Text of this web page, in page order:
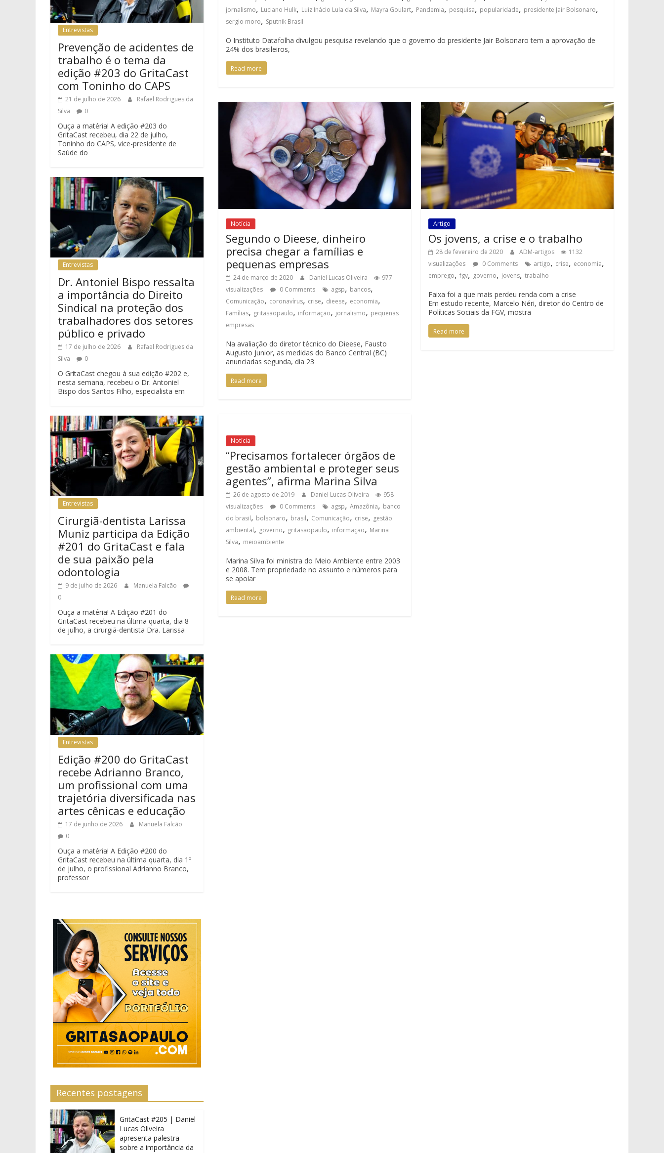
jornalismo, Luciano Hulk, Luiz Inácio Lula da Silva, Mayra Goulart, Pandemia, pesquisa, popularidade, presidente Jair Bolsonaro,
sergio moro, Sputnik Brasil
O Instituto Datafolha divulgou pesquisa revelando que o governo do presidente Jair Bolsonaro tem a aprovação de
24% dos brasileiros,
Read more
Notícia
Segundo o Dieese, dinheiro
precisa chegar a famílias e
pequenas empresas
24 de março de 2020 Daniel Lucas Oliveira
977
visualizações
0 Comments agsp, bancos,
Comunicação, coronavírus, crise, dieese, economia,
Famílias, gritasaopaulo, informaçao, jornalismo, pequenas
empresas
Na avaliação do diretor técnico do Dieese, Fausto
Augusto Junior, as medidas do Banco Central (BC)
anunciadas segunda, dia 23
Read more
Artigo
Os jovens, a crise e o trabalho
28 de fevereiro de 2020 ADM-artigos
1132
visualizações
0 Comments artigo, crise, economia,
emprego,fgv, governo, jovens,trabalho
Faixa foi a que mais perdeu renda com a crise
Em estudo recente, Marcelo Néri, diretor do Centro de
Políticas Sociais da FGV, mostra
Read more
Notícia
“Precisamos fortalecer órgãos de
gestão ambiental e proteger seus
agentes”, afirma Marina Silva
26 de agosto de 2019 Daniel Lucas Oliveira
958
visualizações
0 Comments agsp, Amazônia, banco
do brasil, bolsonaro, brasil, Comunicação, crise, gestão
ambiental, governo, gritasaopaulo, informaçao, Marina
Silva, meioambiente
Marina Silva foi ministra do Meio Ambiente entre 2003
e 2008. Tem propriedade no assunto e números para
se apoiar
Read more
Entrevistas
Prevenção de acidentes de
trabalho é o tema da
edição #203 do GritaCast
com Toninho do CAPS
21 de julho de 2026
Rafael Rodrigues da
Silva
0
Ouça a matéria! A edição #203 do
GritaCast recebeu, dia 22 de julho,
Toninho do CAPS, vice-presidente de
Saúde do
Entrevistas
Dr. Antoniel Bispo ressalta
a importância do Direito
Sindical na proteção dos
trabalhadores dos setores
público e privado
17 de julho de 2026
Rafael Rodrigues da
Silva
0
O GritaCast chegou à sua edição #202 e,
nesta semana, recebeu o Dr. Antoniel
Bispo dos Santos Filho, especialista em
Entrevistas
Cirurgiã-dentista Larissa
Muniz participa da Edição
#201 do GritaCast e fala
de sua paixão pela
odontologia
9 de julho de 2026
Manuela Falcão
0
Ouça a matéria! A Edição #201 do
GritaCast recebeu na última quarta, dia 8
de julho, a cirurgiã-dentista Dra. Larissa
Entrevistas
Edição #200 do GritaCast
recebe Adrianno Branco,
um profissional com uma
trajetória diversificada nas
artes cênicas e educação
17 de junho de 2026
Manuela Falcão
0
Ouça a matéria! A Edição #200 do
GritaCast recebeu na última quarta, dia 1º
de julho, o profissional Adrianno Branco,
professor
Recentes postagens
GritaCast #205 | Daniel
Lucas Oliveira
apresenta palestra
sobre a importância da